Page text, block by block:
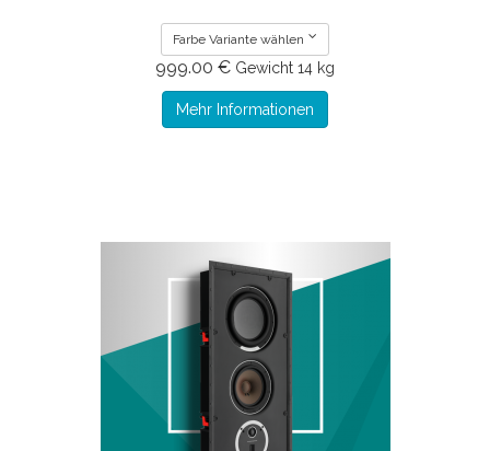
Farbe Variante wählen
999.00 € Gewicht 14 kg
Mehr Informationen